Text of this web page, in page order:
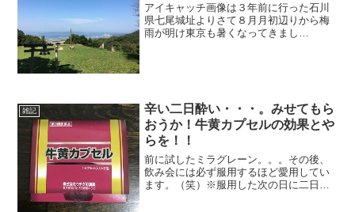
アイキャッチ画像は３年前に行った石川
県七尾城址よりさて８月月初辺りから梅
雨が明け東京も暑くなってきまし
雑記
辛い二日酔い・・・。みせてもら
おうか！牛黄カプセルの効果とや
らを！！
前に試したミラグレーン。。。その後、
飲み会には必ず服用するほど愛用してい
ます。（笑）※服用した次の日に二日酔